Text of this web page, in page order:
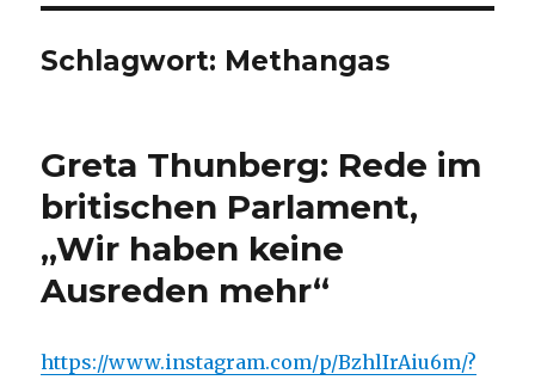
Schlagwort: Methangas
Greta Thunberg: Rede im
britischen Parlament,
„Wir haben keine
Ausreden mehr“
https://www.instagram.com/p/BzhlIrAiu6m/?